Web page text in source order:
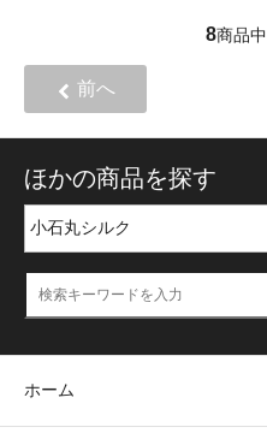
8商品中
前へ
ほかの商品を探す
ホーム